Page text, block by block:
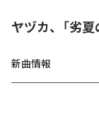
ヤヅカ、「劣
新曲情報